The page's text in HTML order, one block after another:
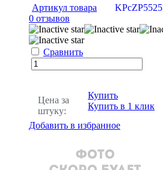
Артикул товара
KPcZP5525
0 отзывов
Сравнить
Цена за
штуку:
Купить
Купить в 1 клик
Добавить в избранное